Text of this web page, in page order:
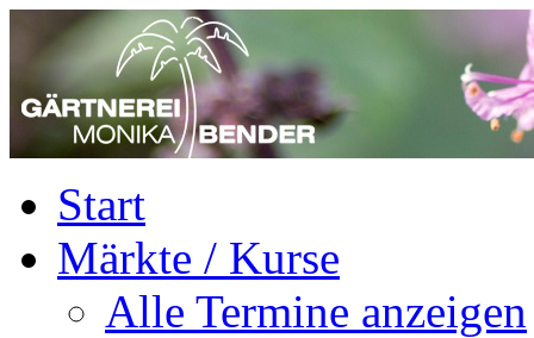
Start
Märkte / Kurse
Alle Termine anzeigen